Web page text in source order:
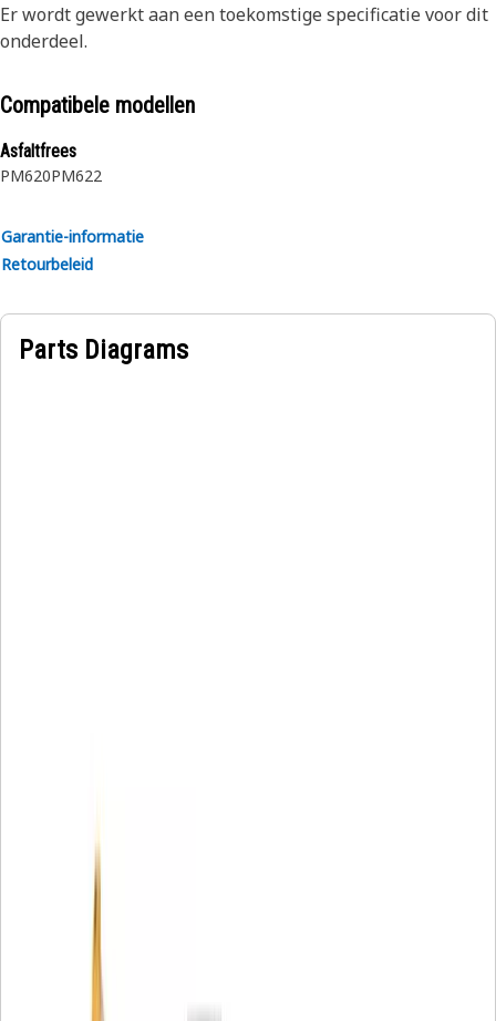
Er wordt gewerkt aan een toekomstige specificatie voor dit
onderdeel.
Compatibele modellen
Asfaltfrees
PM620PM622
Garantie-informatie
Retourbeleid
Parts Diagrams